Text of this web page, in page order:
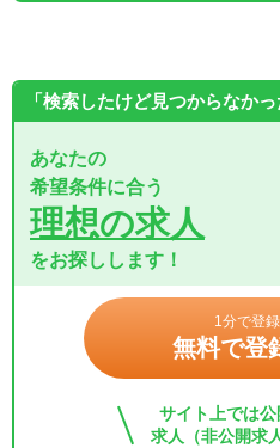
「検索したけど見つからなかっ
あなたの
希望条件に合う
理想の求人
をお探しします！
1分で登録
無料で登
サイト上では
求人（非公開求